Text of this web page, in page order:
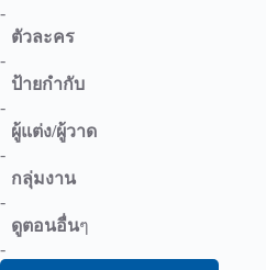
-
ตัวละคร
-
ป้ายกำกับ
-
ผู้แต่ง/ผู้วาด
-
กลุ่มงาน
-
ดูตอนอื่นๆ
-